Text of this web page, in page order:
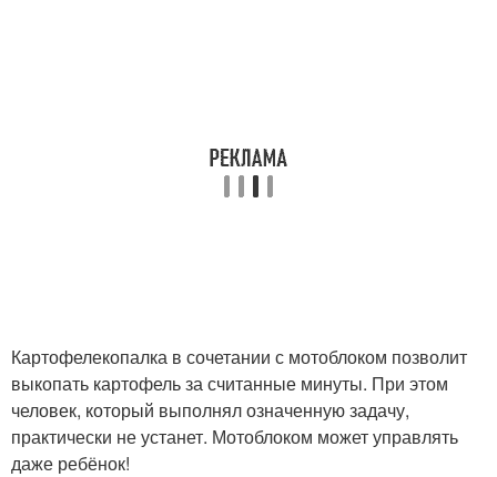
Картофелекопалка в сочетании с мотоблоком позволит
выкопать картофель за считанные минуты. При этом
человек, который выполнял означенную задачу,
практически не устанет. Мотоблоком может управлять
даже ребёнок!